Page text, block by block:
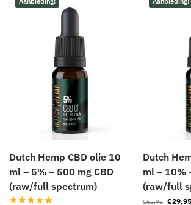
Dutch Hemp CBD olie 10
ml – 5% – 500 mg CBD
(raw/full spectrum)
Dutch
ml – 10%
(raw/full
€65,95 €29,95